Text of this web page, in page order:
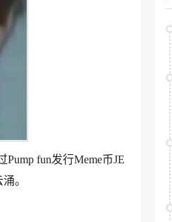
Pump fun发行Meme币JE
。